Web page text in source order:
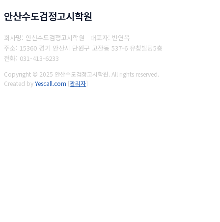
안산수도검정고시학원
회사명: 안산수도검정고시학원 대표자: 반연옥
주소: 15360 경기 안산시 단원구 고잔동 537-6 유창빌딩5층
전화: 031-413-6233
Copyright © 2025 안산수도검정고시학원. All rights reserved.
Created byYescall.com [관리자]